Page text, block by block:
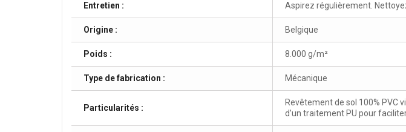
Entretien : Aspirez régulièrement.
Origine : Belgique
Poids : 8.000 g/m²
Type de fabrication : Mécanique
Particularités :
Revêtement de sol 100% PVC
d’un traitement PU pour